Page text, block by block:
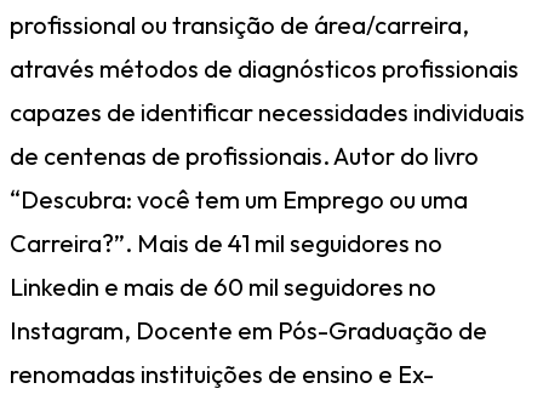
profissional ou transição de área/carreira,
através métodos de diagnósticos profissionais
capazes de identificar necessidades individuais
de centenas de profissionais. Autor do livro
“Descubra: você tem um Emprego ou uma
Carreira?”. Mais de 41 mil seguidores no
Linkedin e mais de 60 mil seguidores no
Instagram, Docente em Pós-Graduação de
renomadas instituições de ensino e Ex-